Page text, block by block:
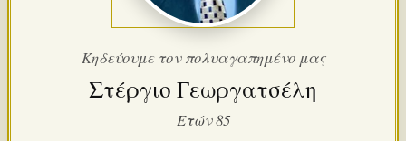
Κηδεύουμε τον πολυαγαπημένο μας
Στέργιο Γεωργατσέλη
Ετών 85